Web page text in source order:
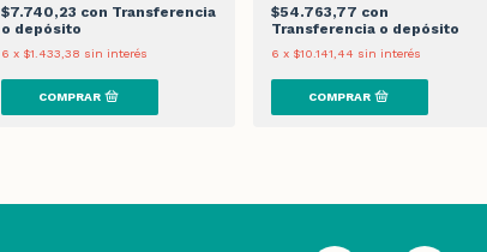
$7.740,23 con Transferencia
o depósito
6 x $1.433,38 sin interés
$54.763,77 con
Transferencia o depósito
6 x $10.141,44 sin interés